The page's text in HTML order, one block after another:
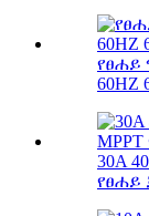
የፀሐይ
60HZ
30A
የፀሐይ